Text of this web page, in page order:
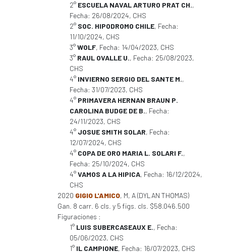
2° ESCUELA NAVAL ARTURO PRAT CH.,
Fecha: 26/08/2024, CHS
2° SOC. HIPODROMO CHILE, Fecha:
11/10/2024, CHS
3°WOLF, Fecha: 14/04/2023, CHS
3° RAUL OVALLE U., Fecha: 25/08/2023,
CHS
4° INVIERNO SERGIO DEL SANTE M.,
Fecha: 31/07/2023, CHS
4° PRIMAVERA HERNAN BRAUN P.
CAROLINA BUDGE DE B., Fecha:
24/11/2023, CHS
4° JOSUE SMITH SOLAR, Fecha:
12/07/2024, CHS
4° COPA DE ORO MARIA L. SOLARI F.,
Fecha: 25/10/2024, CHS
4°VAMOS A LA HIPICA, Fecha: 16/12/2024,
CHS
2020 GIGIO L'AMICO, M, A (DYLAN THOMAS)
Gan. 8 carr. 6 cls. y 5 figs. cls. $58.046.500
Figuraciones :
1° LUIS SUBERCASEAUX E., Fecha:
05/06/2023, CHS
1° IL CAMPIONE, Fecha: 16/07/2023, CHS